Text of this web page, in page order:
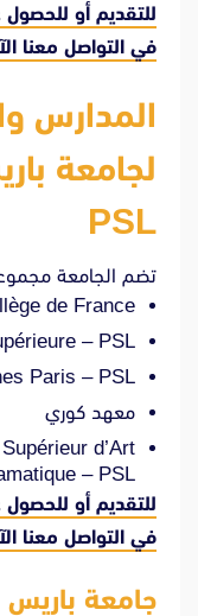
للتقديم أو
في التواصل معنا
المدارس
لجامعة
PSL
تضم الجامعة
de France
– PSL
Paris – PSL
معهد كوري
d’Art
– PSL
للتقديم أو
في التواصل معنا